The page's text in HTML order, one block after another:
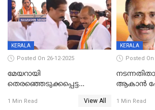
KERALA
Posted On 26-12-2025
മേയറായി
തെരഞ്ഞെടുക്കപ്പെട്ട
ആദ്യ വോട്ട് അസാധു; കണ്ണൂർ
1 Min Read View All
KERALA
Posted On
നടന്നതിതാണ്,
ആകാൻ
1 Min Read